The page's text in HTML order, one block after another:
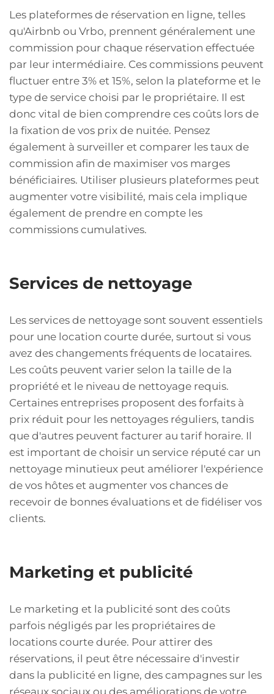
Les plateformes de réservation en ligne, telles
qu'Airbnb ou Vrbo, prennent généralement une
commission pour chaque réservation effectuée
par leur intermédiaire. Ces commissions peuvent
fluctuer entre 3% et 15%, selon la plateforme et le
type de service choisi par le propriétaire. Il est
donc vital de bien comprendre ces coûts lors de
la fixation de vos prix de nuitée. Pensez
également à surveiller et comparer les taux de
commission afin de maximiser vos marges
bénéficiaires. Utiliser plusieurs plateformes peut
augmenter votre visibilité, mais cela implique
également de prendre en compte les
commissions cumulatives.
Services de nettoyage
Les services de nettoyage sont souvent essentiels
pour une location courte durée, surtout si vous
avez des changements fréquents de locataires.
Les coûts peuvent varier selon la taille de la
propriété et le niveau de nettoyage requis.
Certaines entreprises proposent des forfaits à
prix réduit pour les nettoyages réguliers, tandis
que d'autres peuvent facturer au tarif horaire. Il
est important de choisir un service réputé car un
nettoyage minutieux peut améliorer l'expérience
de vos hôtes et augmenter vos chances de
recevoir de bonnes évaluations et de fidéliser vos
clients.
Marketing et publicité
Le marketing et la publicité sont des coûts
parfois négligés par les propriétaires de
locations courte durée. Pour attirer des
réservations, il peut être nécessaire d'investir
dans la publicité en ligne, des campagnes sur les